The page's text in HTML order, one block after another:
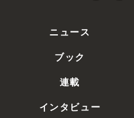
ニュース
ブック
連載
インタビュー